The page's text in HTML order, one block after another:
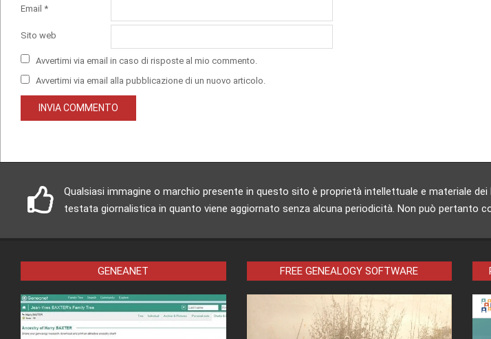
Email *
Sito web
Avvertimi via email in caso di risposte al mio commento.
Avvertimi via email alla pubblicazione di un nuovo articolo.
Qualsiasi immagine o marchio presente in questo sito è proprietà intellettuale e materiale
testata giornalistica in quanto viene aggiornato senza alcuna periodicità. Non può pertanto
GENEANET FREE GENEALOGY SOFTWARE